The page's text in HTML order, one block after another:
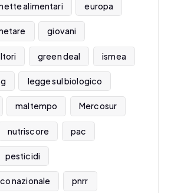
alimentari europa
giovani
green deal ismea
legge sul biologico
maltempo Mercosur
nutriscore pac
pesticidi
nazionale pnrr